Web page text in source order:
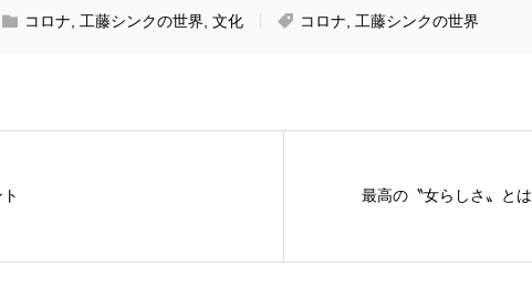
コロナ 工藤シンクの世界 文化 コロナ 工藤シンクの世界
最高の〝女らしさ〟と